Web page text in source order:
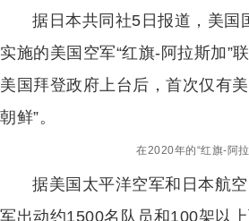
据日本共同社5日报道，美国
实施的美国空军“红旗-阿拉斯加”
美国拜登政府上台后，首次仅有
朝鲜”。
在2020年的“红旗-阿
据美国太平洋空军和日本航
军出动约1500名队员和100架以